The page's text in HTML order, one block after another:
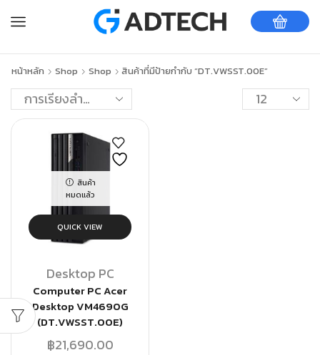
หน้าหลัก Shop Shop สินค้าที่มีป้ายกำกับ “DT.VWSST.00E”
สินค้า
หมดแล้ว
QUICK VIEW
Desktop PC
Computer PC Acer
Desktop VM4690G
(DT.VWSST.00E)
฿21,690.00